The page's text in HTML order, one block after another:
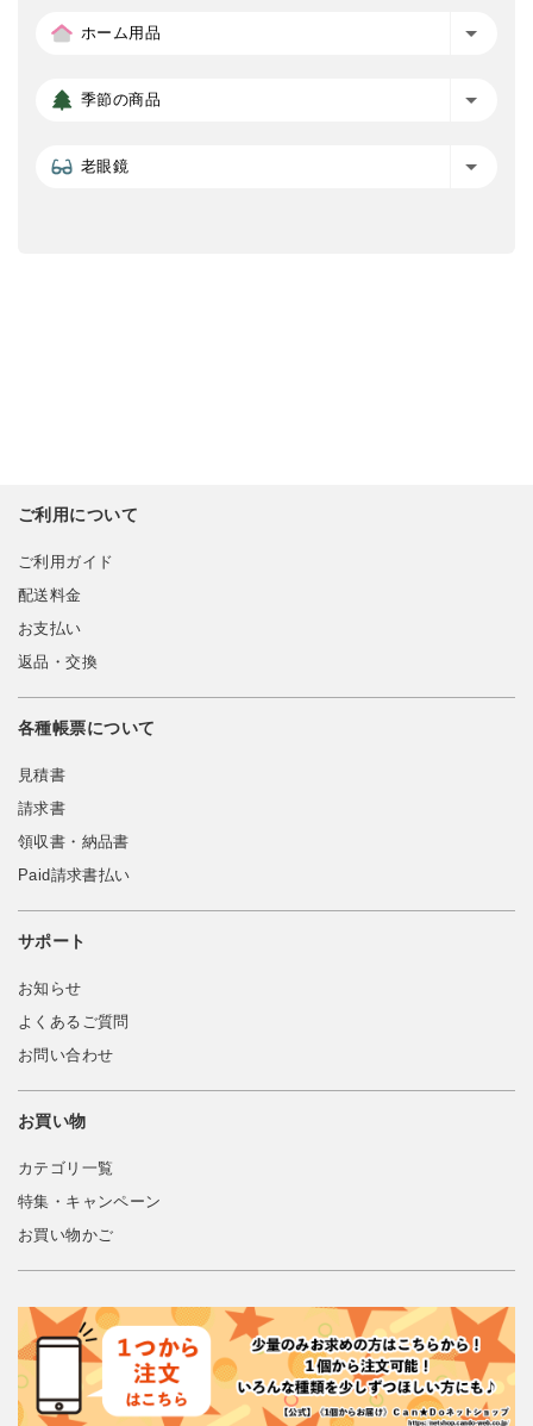
ホーム用品
季節の商品
老眼鏡
ご利用について
ご利用ガイド
配送料金
お支払い
返品・交換
各種帳票について
見積書
請求書
領収書・納品書
Paid請求書払い
サポート
お知らせ
よくあるご質問
お問い合わせ
お買い物
カテゴリ一覧
特集・キャンペーン
お買い物かご